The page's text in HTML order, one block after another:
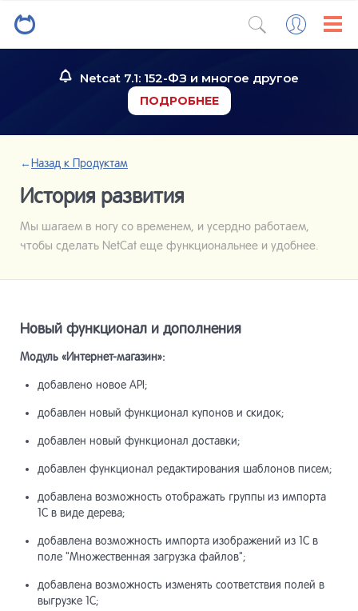
Netcat 7.1: 152-ФЗ и многое другое
ПОДРОБНЕЕ
←Назад к Продуктам
История развития
Мы шагаем в ногу со временем, и усердно работаем,
чтобы сделать NetCat еще функциональнее и удобнее.
Новый функционал и дополнения
Модуль «Интернет-магазин»:
добавлено новое API;
добавлен новый функционал купонов и скидок;
добавлен новый функционал доставки;
добавлен функционал редактирования шаблонов писем;
добавлена возможность отображать группы из импорта
1С в виде дерева;
добавлена возможность импорта изображений из 1С в
поле "Множественная загрузка файлов";
добавлена возможность изменять соответствия полей в
выгрузке 1С;